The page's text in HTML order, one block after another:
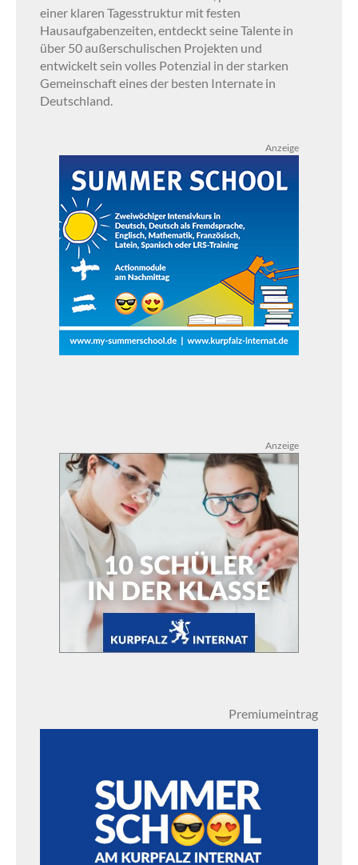
einer klaren Tagesstruktur mit festen
Hausaufgabenzeiten, entdeckt seine Talente in
über 50 außerschulischen Projekten und
entwickelt sein volles Potenzial in der starken
Gemeinschaft eines der besten Internate in
Deutschland.
Anzeige
Anzeige
Premiumeintrag